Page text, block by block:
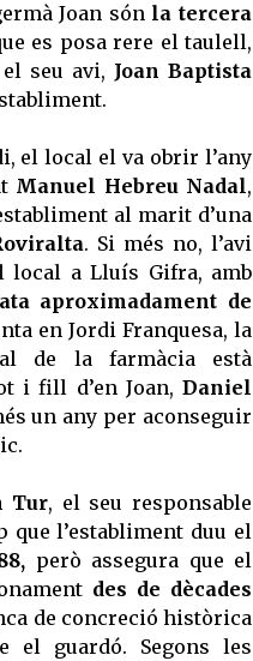
Joan són la tercera
es posa rere el taulell,
el seu avi, Joan Baptista
el local el va obrir l’any
Manuel Hebreu Nadal,
al marit d’una
. Si més no, l’avi
local a Lluís Gifra, amb
aproximadament de
en Jordi Franquesa, la
de la farmàcia està
i fill d’en Joan, Daniel
un any per aconseguir
Tur, el seu responsable
que l’establiment duu el
però assegura que el
des de dècades
de concreció històrica
guardó. Segons les